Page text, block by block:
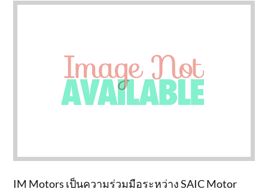
IM Motors เป็นความร่วมมือระหว่าง SAIC Motor